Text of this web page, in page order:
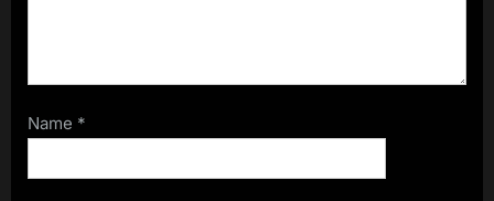
Name *